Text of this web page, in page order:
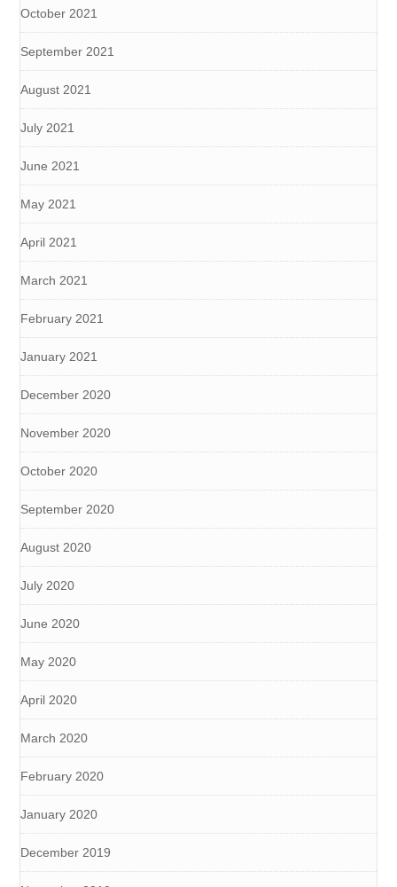
October 2021
September 2021
August 2021
July 2021
June 2021
May 2021
April 2021
March 2021
February 2021
January 2021
December 2020
November 2020
October 2020
September 2020
August 2020
July 2020
June 2020
May 2020
April 2020
March 2020
February 2020
January 2020
December 2019